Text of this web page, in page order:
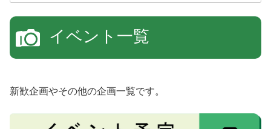
イベント一覧
新歓企画やその他の企画一覧です。